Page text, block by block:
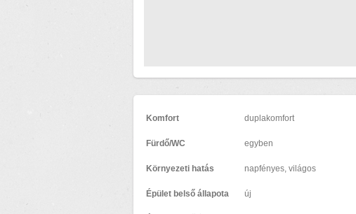
Komfort duplakomfort
Fürdő/WC egyben
Környezeti hatás napfényes, világos
Épület belső állapota új